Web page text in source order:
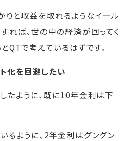
りと収益を取れるようなイール
れば、世の中の経済が回ってく
QTで考えているはずです。
化を回避したい
たように、既に10年金利は下
るように、2年金利はグングン